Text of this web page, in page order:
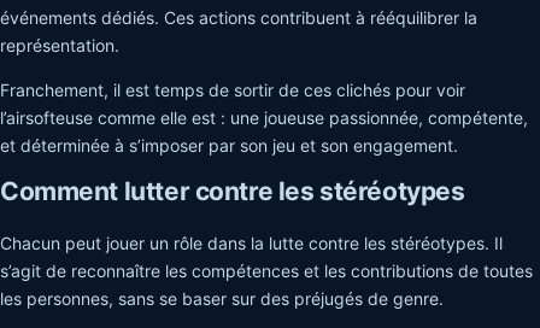
événements dédiés. Ces actions contribuent à rééquilibrer la
représentation.
Franchement, il est temps de sortir de ces clichés pour voir
l’airsofteuse comme elle est : une joueuse passionnée, compétente,
et déterminée à s’imposer par son jeu et son engagement.
Comment lutter contre les stéréotypes
Chacun peut jouer un rôle dans la lutte contre les stéréotypes. Il
s’agit de reconnaître les compétences et les contributions de toutes
les personnes, sans se baser sur des préjugés de genre.